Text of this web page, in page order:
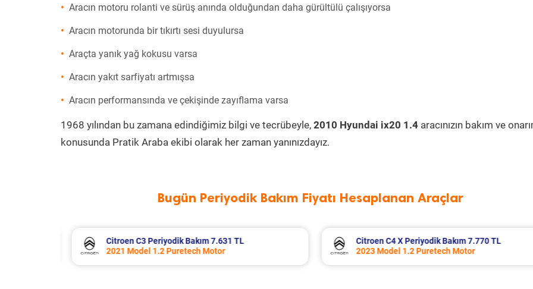
Aracın motoru rolanti ve sürüş anında olduğundan daha gürültülü çalışıyorsa
Aracın motorunda bir tıkırtı sesi duyulursa
Araçta yanık yağ kokusu varsa
Aracın yakıt sarfiyatı artmışsa
Aracın performansında ve çekişinde zayıflama varsa
1968 yılından bu zamana edindiğimiz bilgi ve tecrübeyle, 2010 Hyundai ix20 1.4 aracınızın bakım ve
konusunda Pratik Araba ekibi olarak her zaman yanınızdayız.
Bugün Periyodik Bakım Fiyatı Hesaplanan Araçlar
Citroen C4 X Periyodik Bakım 7.770 TL
2023 Model 1.2 Puretech Motor
Volkswagen T-Roc Periyodik Bakım
2025 Model 1.5 Tsi Motor